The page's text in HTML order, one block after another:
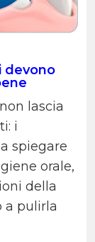
devono
lascia
i
spiegare
orale,
della
a pulirla